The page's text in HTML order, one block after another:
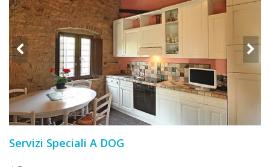
LUOGHI
A
DOG
OFFERTE
A
DOG
Servizi Speciali A DOG